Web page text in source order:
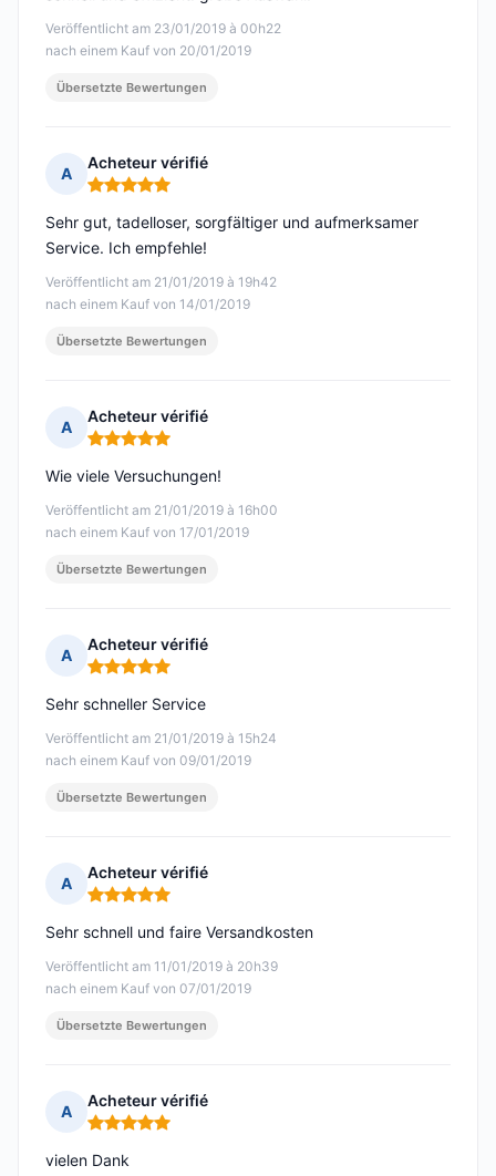
Veröffentlicht am 23/01/2019 à 00h22
nach einem Kauf von 20/01/2019
Übersetzte Bewertungen
A
Acheteur vérifié
Hinweis: 5 von 5
Veröffentlicht am 21/01/2019 à 19h42
nach einem Kauf von 14/01/2019
Sehr gut, tadelloser, sorgfältiger und aufmerksamer
Service. Ich empfehle!
Übersetzte Bewertungen
A
Acheteur vérifié
Hinweis: 5 von 5
Veröffentlicht am 21/01/2019 à 16h00
nach einem Kauf von 17/01/2019
Wie viele Versuchungen!
Übersetzte Bewertungen
A
Acheteur vérifié
Hinweis: 5 von 5
Veröffentlicht am 21/01/2019 à 15h24
nach einem Kauf von 09/01/2019
Sehr schneller Service
Übersetzte Bewertungen
A
Acheteur vérifié
Hinweis: 5 von 5
Veröffentlicht am 11/01/2019 à 20h39
nach einem Kauf von 07/01/2019
Sehr schnell und faire Versandkosten
Übersetzte Bewertungen
A
Acheteur vérifié
Hinweis: 5 von 5
vielen Dank